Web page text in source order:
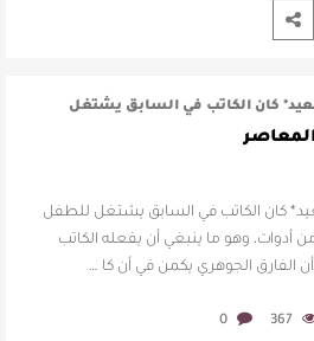
كان الكاتب في السابق يشتغل
أمامه من أدوا …
كان الكاتب في السابق يشتغل للطفل
أدوات، وهو ما ينبغي أن يفعله الكاتب
الفارق الجوهري يكمن في أن كا …
367
0